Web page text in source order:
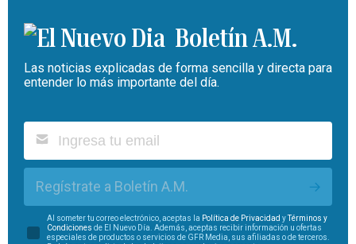
Boletín A.M.
Las noticias explicadas de forma sencilla y directa para
entender lo más importante del día.
Regístrate a Boletín A.M.
Al someter tu correo electrónico, aceptas la Política de Privacidad yTérminos y
Condiciones de El Nuevo Día. Además, aceptas recibir información u ofertas
especiales de productos o servicios de GFR Media, sus afiliadas o de terceros.